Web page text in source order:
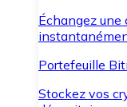
Échangez
Portefeuille
Stockez vos